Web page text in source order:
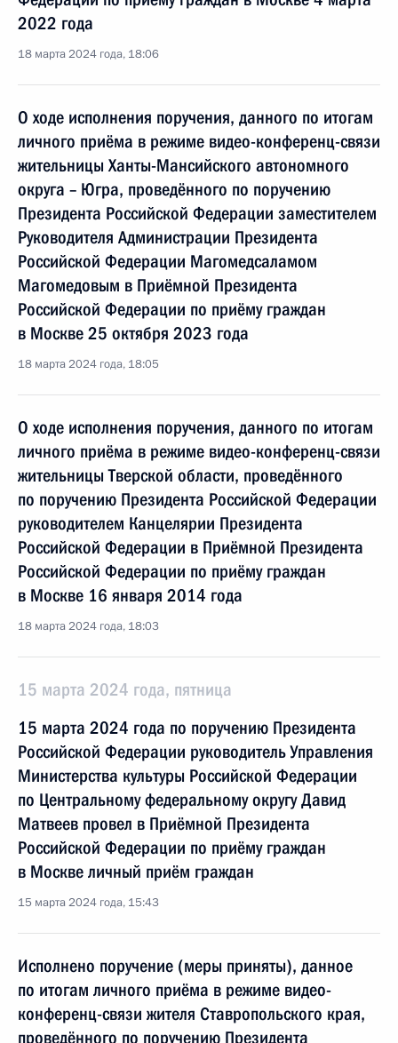
2022 года
18 марта 2024 года, 18:06
О ходе исполнения поручения, данного по итогам
личного приёма в режиме видео-конференц-связи
жительницы Ханты-Мансийского автономного
округа – Югра, проведённого по поручению
Президента Российской Федерации заместителем
Руководителя Администрации Президента
Российской Федерации Магомедсаламом
Магомедовым в Приёмной Президента
Российской Федерации по приёму граждан
в Москве 25 октября 2023 года
18 марта 2024 года, 18:05
О ходе исполнения поручения, данного по итогам
личного приёма в режиме видео-конференц-связи
жительницы Тверской области, проведённого
по поручению Президента Российской Федерации
руководителем Канцелярии Президента
Российской Федерации в Приёмной Президента
Российской Федерации по приёму граждан
в Москве 16 января 2014 года
18 марта 2024 года, 18:03
15 марта 2024 года, пятница
15 марта 2024 года по поручению Президента
Российской Федерации руководитель Управления
Министерства культуры Российской Федерации
по Центральному федеральному округу Давид
Матвеев провел в Приёмной Президента
Российской Федерации по приёму граждан
в Москве личный приём граждан
15 марта 2024 года, 15:43
Исполнено поручение (меры приняты), данное
по итогам личного приёма в режиме видео-
конференц-связи жителя Ставропольского края,
проведённого по поручению Президента